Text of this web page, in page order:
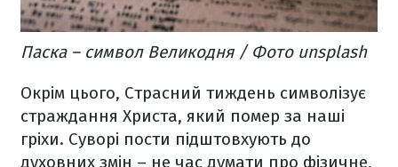
Паска – символ Великодня / Фото unsplash
Окрім цього, Страсний тиждень символізує
страждання Христа, який помер за наші
гріхи. Суворі пости підштовхують до
духовних змін – не час думати про фізичне,